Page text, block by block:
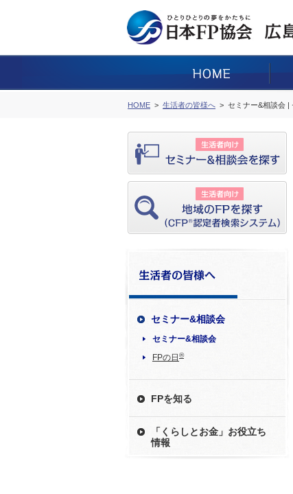
HOME 生活者の皆様へ セミナー&相談会 |
セミナー&相談会
セミナー&相談会
FPの日 ®
FPを知る
「くらしとお金」お役立ち
情報